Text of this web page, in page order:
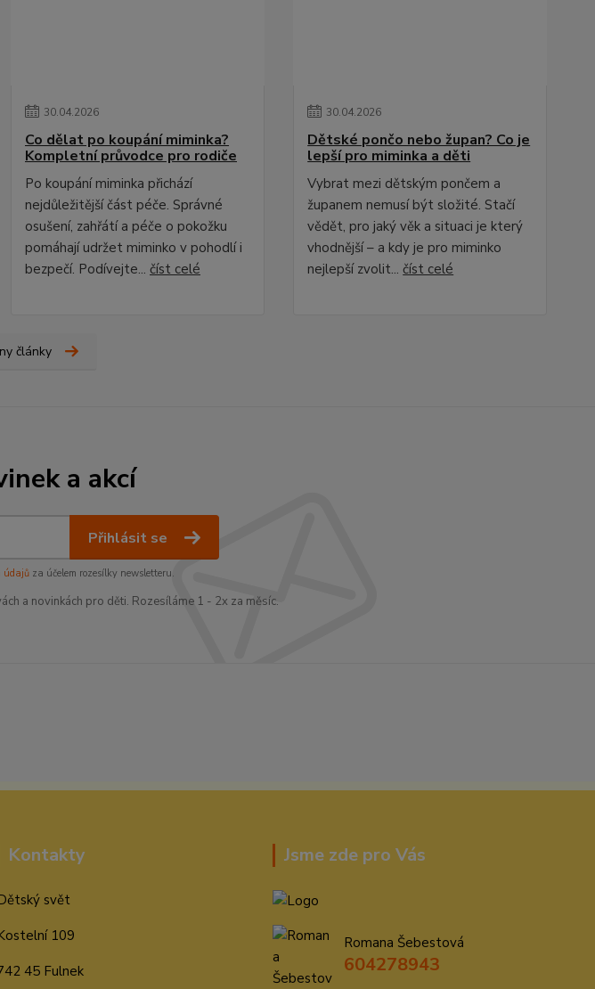
30.04.2026
Co dělat po koupání miminka?
Kompletní průvodce pro rodiče
Po koupání miminka přichází
nejdůležitější část péče. Správné
osušení, zahřátí a péče o pokožku
pomáhají udržet miminko v pohodlí i
bezpečí. Podívejte... číst celé
30.04.2026
Dětské pončo nebo župan? Co je
lepší pro miminka a děti
Vybrat mezi dětským pončem a
županem nemusí být složité. Stačí
vědět, pro jaký věk a situaci je který
vhodnější – a kdy je pro miminko
nejlepší zvolit...číst celé
články
a akcí
Přihlásit se
údajůza účelem rozesílky newsletteru.
a novinkách pro děti. Rozesíláme 1 - 2x za měsíc.
Kontakty
svět
109
45 Fulnek
Jsme zde pro Vás
Romana Šebestová
604278943